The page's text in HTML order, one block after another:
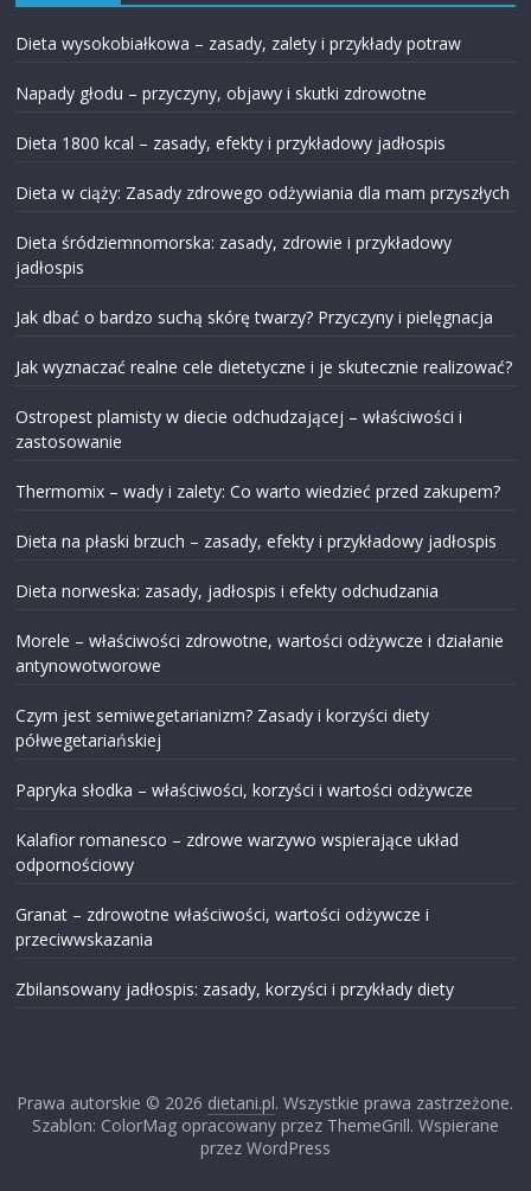
Dieta wysokobiałkowa – zasady, zalety i przykłady potraw
Napady głodu – przyczyny, objawy i skutki zdrowotne
Dieta 1800 kcal – zasady, efekty i przykładowy jadłospis
Dieta w ciąży: Zasady zdrowego odżywiania dla mam przyszłych
Dieta śródziemnomorska: zasady, zdrowie i przykładowy
jadłospis
Jak dbać o bardzo suchą skórę twarzy? Przyczyny i pielęgnacja
Jak wyznaczać realne cele dietetyczne i je skutecznie realizować?
Ostropest plamisty w diecie odchudzającej – właściwości i
zastosowanie
Thermomix – wady i zalety: Co warto wiedzieć przed zakupem?
Dieta na płaski brzuch – zasady, efekty i przykładowy jadłospis
Dieta norweska: zasady, jadłospis i efekty odchudzania
Morele – właściwości zdrowotne, wartości odżywcze i działanie
antynowotworowe
Czym jest semiwegetarianizm? Zasady i korzyści diety
półwegetariańskiej
Papryka słodka – właściwości, korzyści i wartości odżywcze
Kalafior romanesco – zdrowe warzywo wspierające układ
odpornościowy
Granat – zdrowotne właściwości, wartości odżywcze i
przeciwwskazania
Zbilansowany jadłospis: zasady, korzyści i przykłady diety
Prawa autorskie © 2026 dietani.pl. Wszystkie prawa zastrzeżone.
Szablon: ColorMag opracowany przez ThemeGrill. Wspierane
przez WordPress